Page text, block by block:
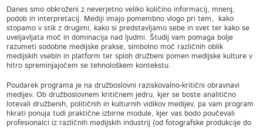
Danes smo obkroženi z neverjetno veliko količino informacij, mnenj,
podob in interpretacij. Mediji imajo pomembno vlogo pri tem, kako
stopamo v stik z drugimi, kako si predstavljamo sebe in svet ter kako se
uveljavljata moč in dominacija nad ljudmi. Študij vam pomaga bolje
razumeti sodobne medijske prakse, simbolno moč različnih oblik
medijskih vsebin in platform ter sploh družbeni pomen medijske kulture v
hitro spreminjajočem se tehnološkem kontekstu.
Poudarek programa je na družboslovni raziskovalno-kritični obravnavi
medijev. Ob družboslovnem kritičnem jedru, kjer se boste analitično
lotevali družbenih, političnih in kulturnih vidikov medijev, pa vam program
hkrati ponuja tudi praktične izbirne module, kjer vas bodo poučevali
profesionalci iz različnih medijskih industrij (od fotografske produkcije do